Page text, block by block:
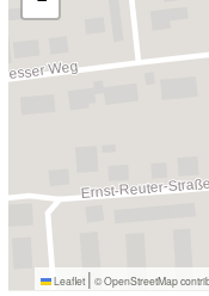
Leaflet | © OpenStreetMap